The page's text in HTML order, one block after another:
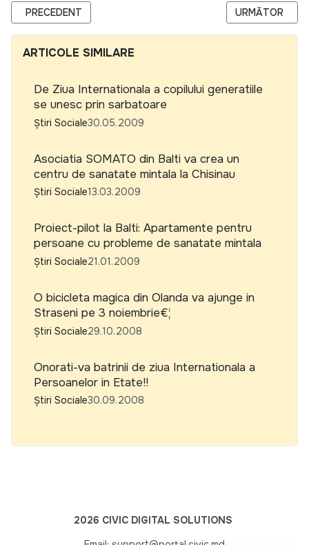
ARTICOL PRECEDENT: UE AR TREBUI SA FONDEZE O
PRECEDENT ARTICOLUL
URMĂTOR
ARTICOLE SIMILARE
De Ziua Internationala a copilului generatiile
se unesc prin sarbatoare
Știri Sociale30.05.2009
Asociatia SOMATO din Balti va crea un
centru de sanatate mintala la Chisinau
Știri Sociale13.03.2009
Proiect-pilot la Balti: Apartamente pentru
persoane cu probleme de sanatate mintala
Știri Sociale21.01.2009
O bicicleta magica din Olanda va ajunge in
Straseni pe 3 noiembrie€¦
Știri Sociale29.10.2008
Onorati-va batrinii de ziua Internationala a
Persoanelor in Etate!!
Știri Sociale30.09.2008
2026 CIVIC DIGITAL SOLUTIONS